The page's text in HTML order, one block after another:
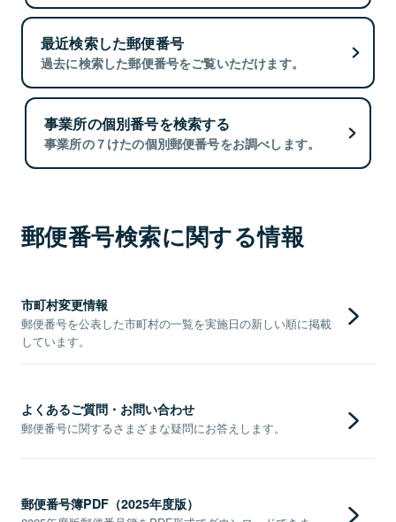
最近検索した郵便番号
過去に検索した郵便番号をご覧いただけます。
事業所の個別番号を検索する
事業所の７けたの個別郵便番号をお調べします。
郵便番号検索に関する情報
市町村変更情報
郵便番号を公表した市町村の一覧を実施日の新しい順に掲載
しています。
よくあるご質問・お問い合わせ
郵便番号に関するさまざまな疑問にお答えします。
郵便番号簿PDF（2025年度版）